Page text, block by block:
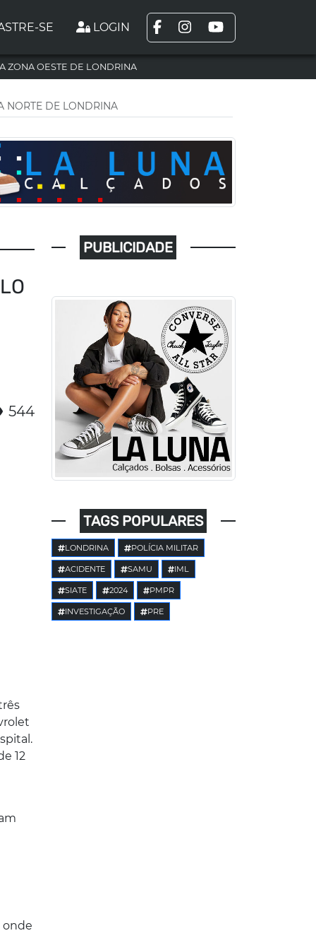
SE LOGIN
ZONA OESTE DE LONDRINA
NORTE DE LONDRINA
544
12
onde
PUBLICIDADE
TAGS POPULARES
LONDRINA POLÍCIA MILITAR
ACIDENTE SAMU IML
SIATE 2024 PMPR
INVESTIGAÇÃO PRE